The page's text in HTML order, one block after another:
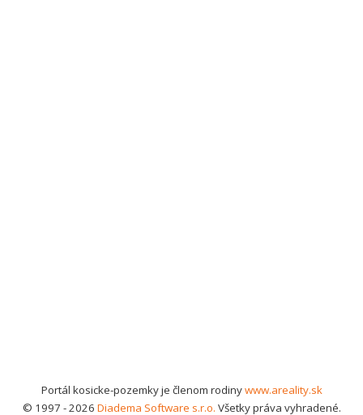
Portál kosicke-pozemky je členom rodinywww.areality.sk
© 1997 - 2026 Diadema Software s.r.o. Všetky práva vyhradené.